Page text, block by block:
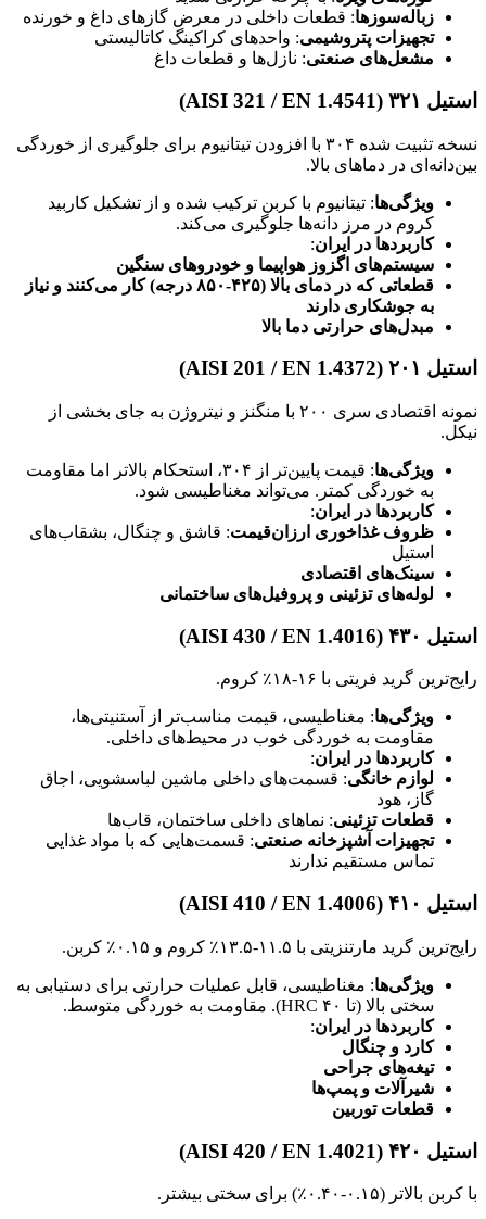
زباله‌سوزها: قطعات داخلی در معرض گازهای داغ و خورنده
تجهیزات پتروشیمی: واحدهای کراکینگ کاتالیستی
مشعل‌های صنعتی: نازل‌ها و قطعات داغ
استیل ۳۲۱ (AISI 321 / EN 1.4541)
نسخه تثبیت شده ۳۰۴ با افزودن تیتانیوم برای جلوگیری از خوردگی
بین‌دانه‌ای در دماهای بالا.
ویژگی‌ها: تیتانیوم با کربن ترکیب شده و از تشکیل کاربید
کروم در مرز دانه‌ها جلوگیری می‌کند.
کاربردها در ایران:
سیستم‌های اگزوز هواپیما و خودروهای سنگین
قطعاتی که در دمای بالا (۴۲۵-۸۵۰ درجه) کار می‌کنند و نیاز
به جوشکاری دارند
مبدل‌های حرارتی دما بالا
استیل ۲۰۱ (AISI 201 / EN 1.4372)
نمونه اقتصادی سری ۲۰۰ با منگنز و نیتروژن به جای بخشی از
نیکل.
ویژگی‌ها
: قیمت پایین‌تر از ۳۰۴، استحکام بالاتر اما مقاومت
به خوردگی کمتر. می‌تواند مغناطیسی شود.
کاربردها در ایران:
ظروف غذاخوری ارزان‌قیمت: قاشق و چنگال، بشقاب‌های
استیل
سینک‌های اقتصادی
لوله‌های تزئینی و پروفیل‌های ساختمانی
استیل ۴۳۰ (AISI 430 / EN 1.4016)
رایج‌ترین گرید فریتی با ۱۶-۱۸٪ کروم.
ویژگی‌ها: مغناطیسی، قیمت مناسب‌تر از آستنیتی‌ها،
مقاومت به خوردگی خوب در محیط‌های داخلی.
کاربردها در ایران:
لوازم خانگی: قسمت‌های داخلی ماشین لباسشویی، اجاق
گاز، هود
قطعات تزئینی: نماهای داخلی ساختمان، قاب‌ها
تجهیزات آشپزخانه صنعتی: قسمت‌هایی که با مواد غذایی
تماس مستقیم ندارند
استیل ۴۱۰ (AISI 410 / EN 1.4006)
رایج‌ترین گرید مارتنزیتی با ۱۱.۵-۱۳.۵٪ کروم و ۰.۱۵٪ کربن.
ویژگی‌ها: مغناطیسی، قابل عملیات حرارتی برای دستیابی به
سختی بالا (تا ۴۰ HRC). مقاومت به خوردگی متوسط.
کاربردها در ایران:
کارد و چنگال
تیغه‌های جراحی
شیرآلات و پمپ‌ها
قطعات توربین
استیل ۴۲۰ (AISI 420 / EN 1.4021)
با کربن بالاتر (۰.۱۵-۰.۴۰٪) برای سختی بیشتر.